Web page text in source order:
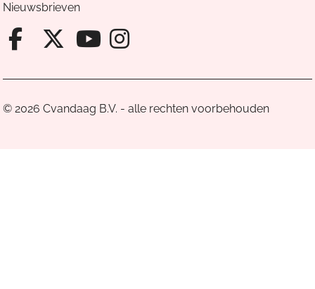
Nieuwsbrieven
Facebook van Cvandaag
X van Cvandaag
Instagram van
© 2026 Cvandaag B.V. - alle rechten voorbehouden